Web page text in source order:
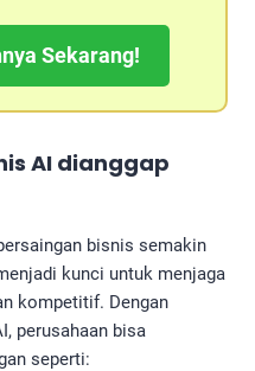
Sekarang!
AIdianggap
bisnis semakin
kunci untuk menjaga
kompetitif. Dengan
perusahaan bisa
seperti: